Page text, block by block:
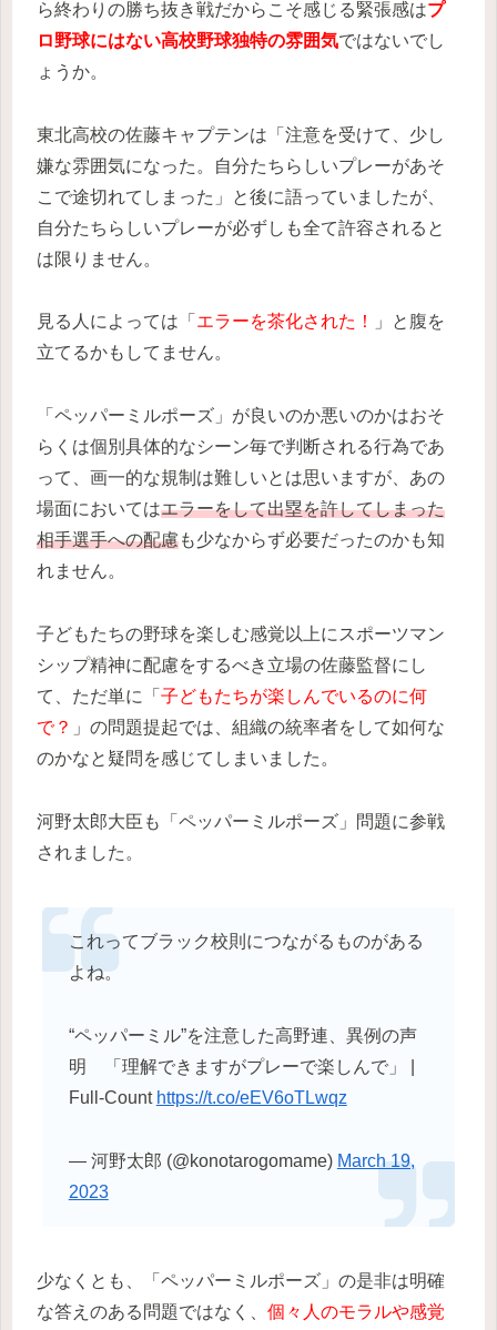
ら終わりの勝ち抜き戦だからこそ感じる緊張感はプ
ロ野球にはない高校野球独特の雰囲気ではないでし
ょうか。
東北高校の佐藤キャプテンは「注意を受けて、少し
嫌な雰囲気になった。自分たちらしいプレーがあそ
こで途切れてしまった」と後に語っていましたが、
自分たちらしいプレーが必ずしも全て許容されると
は限りません。
見る人によっては「 エラーを茶化された！
」と腹を
立てるかもしてません。
「ペッパーミルポーズ」が良いのか悪いのかはおそ
らくは個別具体的なシーン毎で判断される行為であ
って、画一的な規制は難しいとは思いますが、あの
場面においてはエラーをして出塁を許してしまった
相手選手への配慮も少なからず必要だったのかも知
れません。
子どもたちの野球を楽しむ感覚以上にスポーツマン
シップ精神に配慮をするべき立場の佐藤監督にし
て、ただ単に「 子どもたちが楽しんでいるのに何
で？ 」の問題提起では、組織の統率者をして如何な
のかなと疑問を感じてしまいました。
河野太郎大臣も「ペッパーミルポーズ」問題に参戦
されました。
これってブラック校則につながるものがある
よね。
“ペッパーミル”を注意した高野連、異例の声
明 「理解できますがプレーで楽しんで」 |
Full-Count https://t.co/eEV6oTLwqz
— 河野太郎 (@konotarogomame) March 19,
2023
少なくとも、「ペッパーミルポーズ」の是非は明確
な答えのある問題ではなく、 個々人のモラルや感覚